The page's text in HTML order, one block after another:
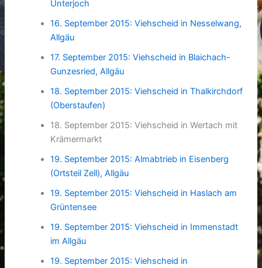
Unterjoch
16. September 2015: Viehscheid in Nesselwang,
Allgäu
17. September 2015: Viehscheid in Blaichach-
Gunzesried, Allgäu
18. September 2015: Viehscheid in Thalkirchdorf
(Oberstaufen)
18. September 2015: Viehscheid in Wertach mit
Krämermarkt
19. September 2015: Almabtrieb in Eisenberg
(Ortsteil Zell), Allgäu
19. September 2015: Viehscheid in Haslach am
Grüntensee
19. September 2015: Viehscheid in Immenstadt
im Allgäu
19. September 2015: Viehscheid in